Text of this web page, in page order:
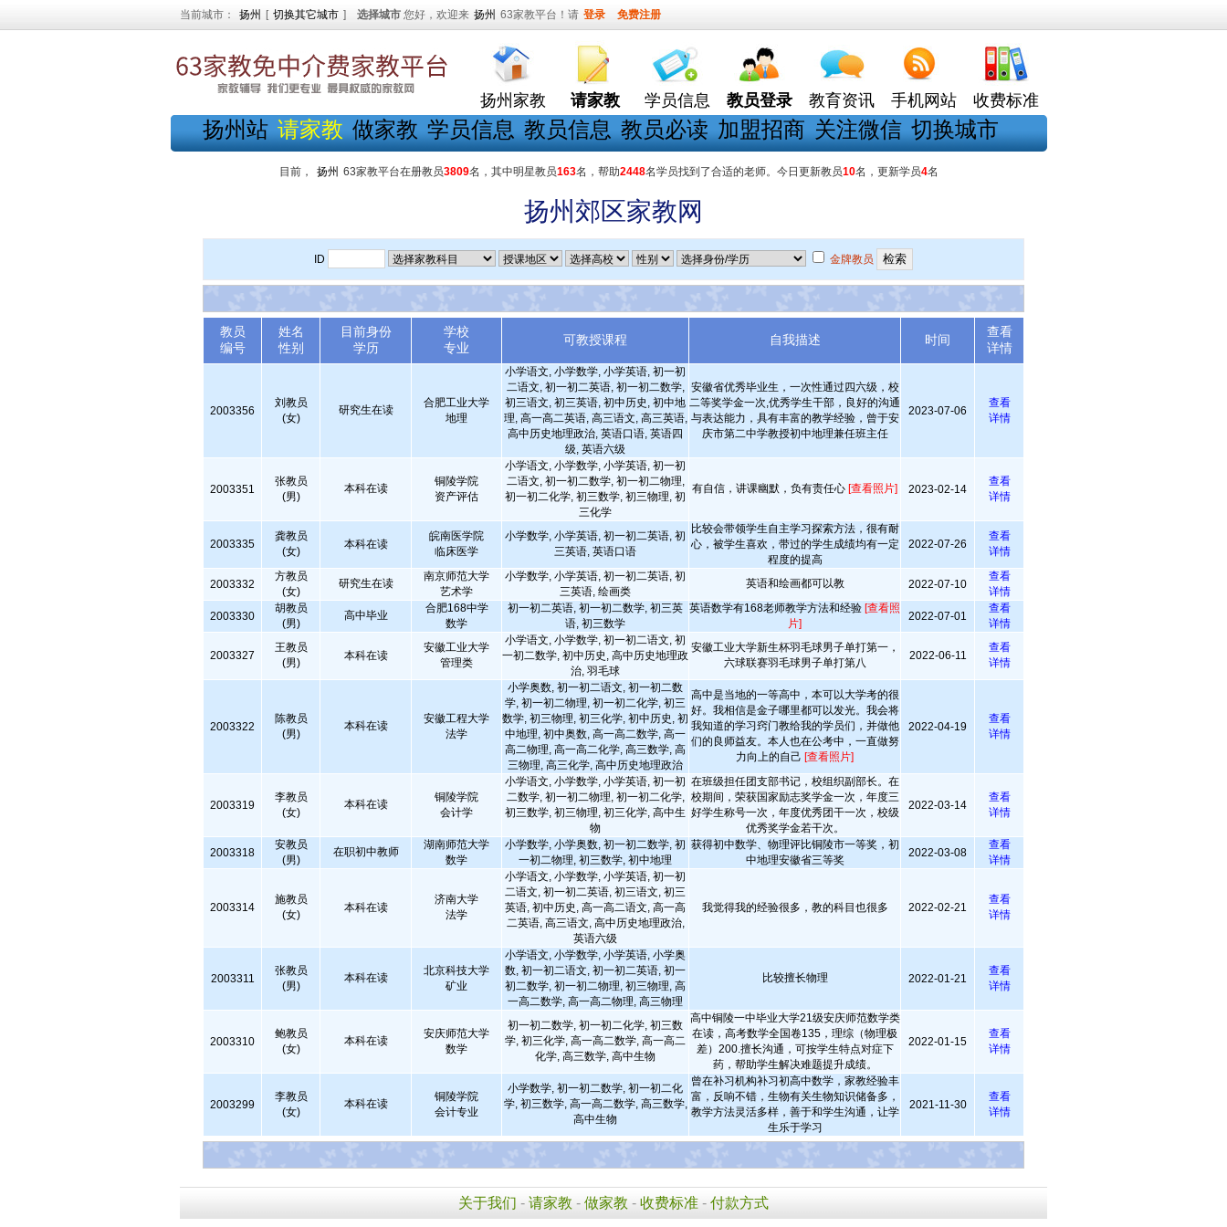
当前城市： 扬州 [ 切换其它城市 ] 选择城市 您好，欢迎来 扬州 63家教平台！请 登录 免费注册
扬州家教 请家教 学员信息 教员登录 教育资讯 手机网站 收费标准
扬州站 请家教 做家教 学员信息 教员信息 教员必读 加盟招商 关注微信 切换城市
目前， 扬州 63家教平台在册教员3809名，其中明星教员163名，帮助2448名学员找到了合适的老师。今日更新教员10名，更新学员4名
扬州郊区家教网
ID 金牌教员
教员
编号
姓名
性别
目前身份
学历
学校
专业
可教授课程 自我描述 时间
查看
详情
2003356
刘教员
(女)
研究生在读
合肥工业大学
地理
小学语文, 小学数学, 小学英语, 初一初
二语文, 初一初二英语, 初一初二数学,
初三语文, 初三英语, 初中历史, 初中地
理, 高一高二英语, 高三语文, 高三英语,
高中历史地理政治, 英语口语, 英语四
级, 英语六级
安徽省优秀毕业生，一次性通过四六级，校
二等奖学金一次,优秀学生干部，良好的沟通
与表达能力，具有丰富的教学经验，曾于安
庆市第二中学教授初中地理兼任班主任
2023-07-06
查看
详情
2003351
张教员
(男)
本科在读
铜陵学院
资产评估
小学语文, 小学数学, 小学英语, 初一初
二语文, 初一初二数学, 初一初二物理,
初一初二化学, 初三数学, 初三物理, 初
三化学
有自信，讲课幽默，负有责任心 [查看照片] 2023-02-14
查看
详情
2003335
龚教员
(女)
本科在读
皖南医学院
临床医学
小学数学, 小学英语, 初一初二英语, 初
三英语, 英语口语
比较会带领学生自主学习探索方法，很有耐
心，被学生喜欢，带过的学生成绩均有一定
程度的提高
2022-07-26
查看
详情
2003332
方教员
(女)
研究生在读
南京师范大学
艺术学
小学数学, 小学英语, 初一初二英语, 初
三英语, 绘画类
英语和绘画都可以教 2022-07-10
查看
详情
2003330
胡教员
(男)
高中毕业
合肥168中学
数学
初一初二英语, 初一初二数学, 初三英
语, 初三数学
英语数学有168老师教学方法和经验 [查看照
片]
2022-07-01
查看
详情
2003327
王教员
(男)
本科在读
安徽工业大学
管理类
小学语文, 小学数学, 初一初二语文, 初
一初二数学, 初中历史, 高中历史地理政
治, 羽毛球
安徽工业大学新生杯羽毛球男子单打第一，
六球联赛羽毛球男子单打第八
2022-06-11
查看
详情
2003322
陈教员
(男)
本科在读
安徽工程大学
法学
小学奥数, 初一初二语文, 初一初二数
学, 初一初二物理, 初一初二化学, 初三
数学, 初三物理, 初三化学, 初中历史, 初
中地理, 初中奥数, 高一高二数学, 高一
高二物理, 高一高二化学, 高三数学, 高
三物理, 高三化学, 高中历史地理政治
高中是当地的一等高中，本可以大学考的很
好。我相信是金子哪里都可以发光。我会将
我知道的学习窍门教给我的学员们，并做他
们的良师益友。本人也在公考中，一直做努
力向上的自己 [查看照片]
2022-04-19
查看
详情
2003319
李教员
(女)
本科在读
铜陵学院
会计学
小学语文, 小学数学, 小学英语, 初一初
二数学, 初一初二物理, 初一初二化学,
初三数学, 初三物理, 初三化学, 高中生
物
在班级担任团支部书记，校组织副部长。在
校期间，荣获国家励志奖学金一次，年度三
好学生称号一次，年度优秀团干一次，校级
优秀奖学金若干次。
2022-03-14
查看
详情
2003318
安教员
(男)
在职初中教师
湖南师范大学
数学
小学数学, 小学奥数, 初一初二数学, 初
一初二物理, 初三数学, 初中地理
获得初中数学、物理评比铜陵市一等奖，初
中地理安徽省三等奖
2022-03-08
查看
详情
2003314
施教员
(女)
本科在读
济南大学
法学
小学语文, 小学数学, 小学英语, 初一初
二语文, 初一初二英语, 初三语文, 初三
英语, 初中历史, 高一高二语文, 高一高
二英语, 高三语文, 高中历史地理政治,
英语六级
我觉得我的经验很多，教的科目也很多 2022-02-21
查看
详情
2003311
张教员
(男)
本科在读
北京科技大学
矿业
小学语文, 小学数学, 小学英语, 小学奥
数, 初一初二语文, 初一初二英语, 初一
初二数学, 初一初二物理, 初三物理, 高
一高二数学, 高一高二物理, 高三物理
比较擅长物理 2022-01-21
查看
详情
2003310
鲍教员
(女)
本科在读
安庆师范大学
数学
初一初二数学, 初一初二化学, 初三数
学, 初三化学, 高一高二数学, 高一高二
化学, 高三数学, 高中生物
高中铜陵一中毕业大学21级安庆师范数学类
在读，高考数学全国卷135，理综（物理极
差）200.擅长沟通，可按学生特点对症下
药，帮助学生解决难题提升成绩。
2022-01-15
查看
详情
2003299
李教员
(女)
本科在读
铜陵学院
会计专业
小学数学, 初一初二数学, 初一初二化
学, 初三数学, 高一高二数学, 高三数学,
高中生物
曾在补习机构补习初高中数学，家教经验丰
富，反响不错，生物有关生物知识储备多，
教学方法灵活多样，善于和学生沟通，让学
生乐于学习
2021-11-30
查看
详情
关于我们 - 请家教 - 做家教 - 收费标准 - 付款方式